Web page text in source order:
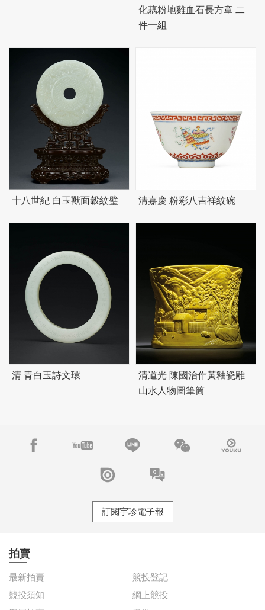
化藕粉地雞血石長方章 二
件一組
十八世紀 白玉獸面穀紋璧 清嘉慶 粉彩八吉祥紋碗
清 青白玉詩文環
清道光 陳國治作黃釉瓷雕
山水人物圖筆筒
訂閱宇珍電子報
拍賣
最新拍賣
競投登記
競投須知
網上競投